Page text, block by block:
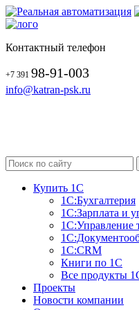
Контактный телефон
+7 391 98-91-003
info@katran-psk.ru
Купить 1С
1С:Бухгалтерия
1С:Зарплата и
1С:Управление
1С:CRM
Книги по 1С
Все продукты
Проекты
Новости компании